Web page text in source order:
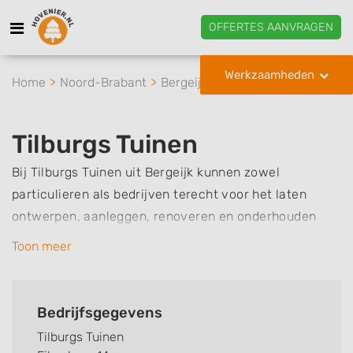
OFFERTES AANVRAGEN
Werkzaamheden
Home Noord-Brabant Bergeijk Tilburgs Tuinen
Tilburgs Tuinen
Bij Tilburgs Tuinen uit Bergeijk kunnen zowel
particulieren als bedrijven terecht voor het laten
ontwerpen, aanleggen, renoveren en onderhouden
tuinen. De basis van een mooie tuin is een goed
ontwerp. Dit tuinontwerp wordt zo vaak als nodig
definitieve ontwerp, en pas dan wordt er gestart met
Toon meer
Bedrijfsgegevens
Tilburgs Tuinen